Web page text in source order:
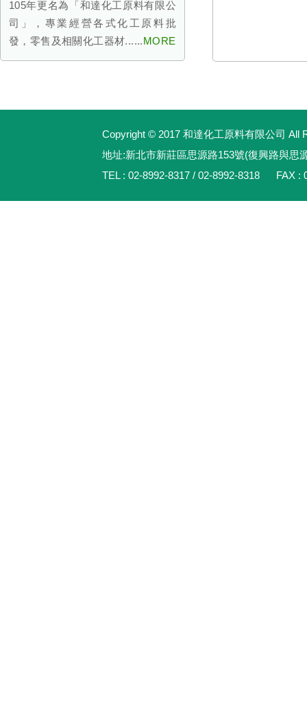
105年更名為「和達化工原料有限公
司」，專業經營各式化工原料批
發，零售及相關化工器材......MORE
Copyright © 2017 和達化工原料有限公司 All
地址:新北市新莊區思源路153號(復興路與思
TEL : 02-8992-8317 / 02-8992-8318 FAX :